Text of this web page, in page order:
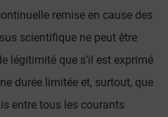
remise en cause des
scientifique ne peut être
légitimité que s’il est exprimé
durée limitée et, surtout, que
entre tous les courants